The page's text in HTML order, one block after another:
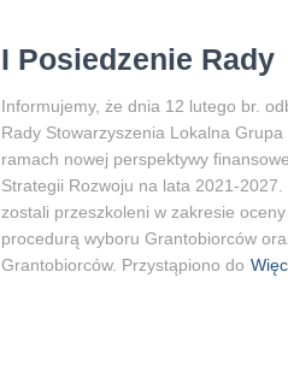
I Posiedzenie Rady
Informujemy, że dnia 12 lutego br.
Rady Stowarzyszenia Lokalna
ramach nowej perspektywy
Strategii Rozwoju na lata 2021-
zostali przeszkoleni w zakresie
procedurą wyboru Grantobiorców
Grantobiorców. Przystąpiono do